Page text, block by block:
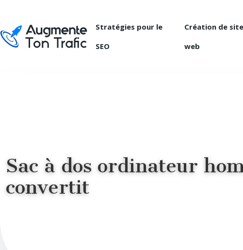
Stratégies pour le
SEO
Création de
web
Sac à dos ordinateur
convertit